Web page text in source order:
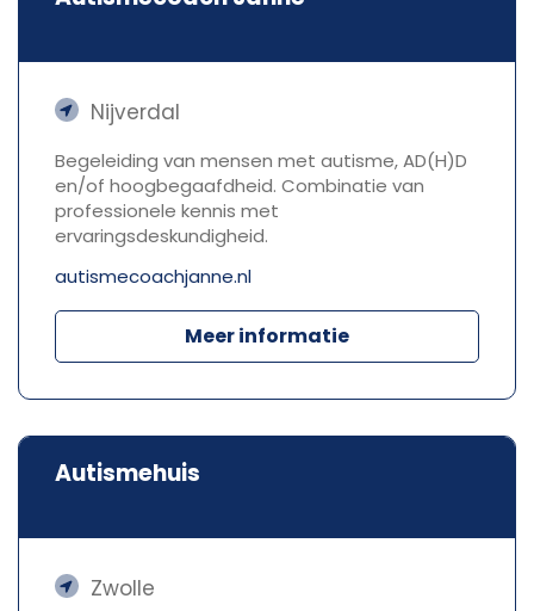
Nijverdal
Begeleiding van mensen met autisme, AD(H)D
en/of hoogbegaafdheid. Combinatie van
professionele kennis met
ervaringsdeskundigheid.
autismecoachjanne.nl
Meer informatie
Autismehuis
Zwolle